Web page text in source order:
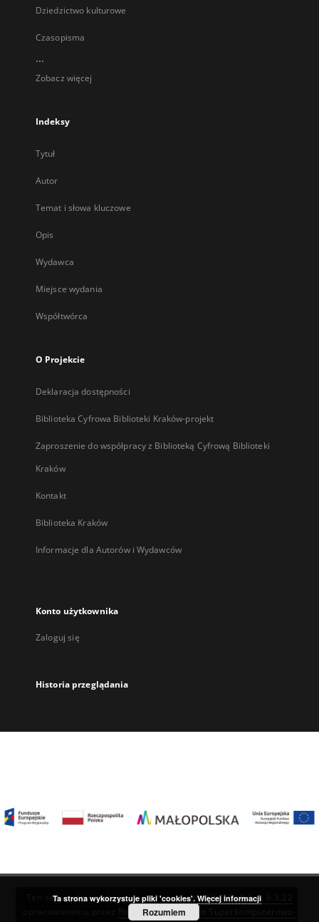
Dziedzictwo kulturowe
Czasopisma
...
Zobacz więcej
Indeksy
Tytuł
Autor
Temat i słowa kluczowe
Opis
Wydawca
Miejsce wydania
Współtwórca
O Projekcie
Deklaracja dostępności
Biblioteka Cyfrowa Biblioteki Kraków-projekt
Zaproszenie do współpracy z Biblioteką Cyfrową Biblioteki
Kraków
Kontakt
Biblioteka Kraków
Informacje dla Autorów i Wydawców
Konto użytkownika
Zaloguj się
Historia przeglądania
Ten serwis działa dzięki oprogramowaniuDInGO dLibra 6.3.22
Poznańskie Centrum Superkomputerowo-
Ta strona wykorzystuje pliki 'cookies'. Więcej informacji
Rozumiem